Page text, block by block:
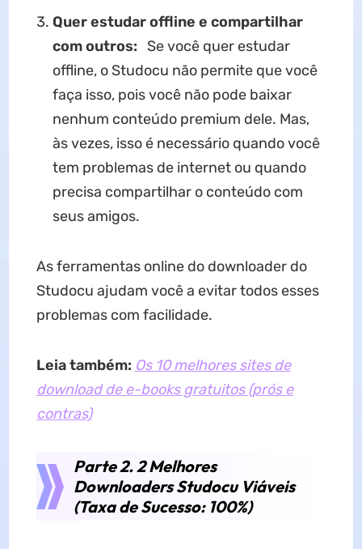
Quer estudar offline e compartilhar
com outros: Se você quer estudar
offline, o Studocu não permite que você
faça isso, pois você não pode baixar
nenhum conteúdo premium dele. Mas,
às vezes, isso é necessário quando você
tem problemas de internet ou quando
precisa compartilhar o conteúdo com
seus amigos.
As ferramentas online do downloader do
Studocu ajudam você a evitar todos esses
problemas com facilidade.
Leia também: Os 10 melhores sites de
download de e-books gratuitos (prós e
contras)
Parte 2. 2 Melhores
Downloaders Studocu Viáveis ​​
(Taxa de Sucesso: 100%)